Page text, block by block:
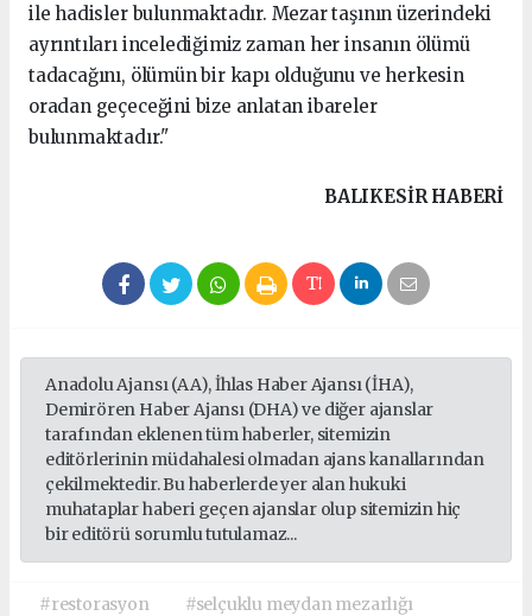
ile hadisler bulunmaktadır. Mezar taşının üzerindeki
ayrıntıları incelediğimiz zaman her insanın ölümü
tadacağını, ölümün bir kapı olduğunu ve herkesin
oradan geçeceğini bize anlatan ibareler
bulunmaktadır."
BALIKESIR HABERİ
Anadolu Ajansı (AA), İhlas Haber Ajansı (İHA),
Demirören Haber Ajansı (DHA) ve diğer ajanslar
tarafından eklenen tüm haberler, sitemizin
editörlerinin müdahalesi olmadan ajans kanallarından
çekilmektedir. Bu haberlerde yer alan hukuki
muhataplar haberi geçen ajanslar olup sitemizin hiç
bir editörü sorumlu tutulamaz...
#restorasyon #selçuklu meydan mezarlığı